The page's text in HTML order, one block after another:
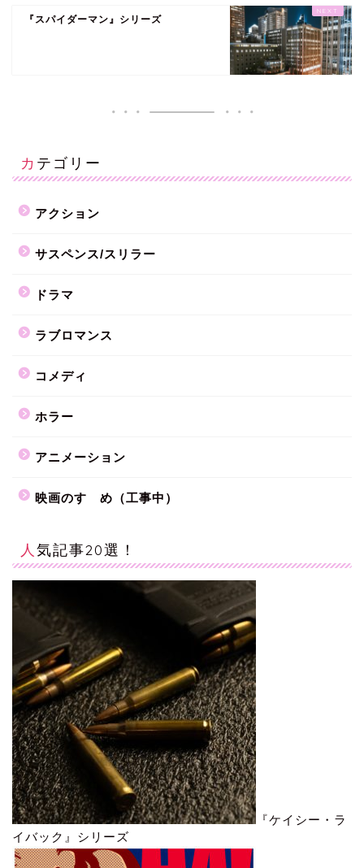
『スパイダーマン』シリーズ
カテゴリー
アクション
サスペンス/スリラー
ドラマ
ラブロマンス
コメディ
ホラー
アニメーション
映画のすゝめ（工事中）
人気記事20選！
『ケイシー・ラ
イバック』シリーズ